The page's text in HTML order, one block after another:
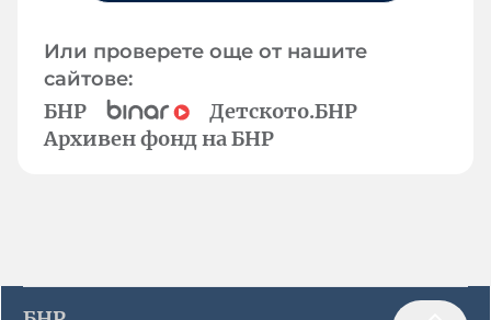
Или проверете още от нашите
сайтове:
БНР
Детското.БНР
Архивен фонд на БНР